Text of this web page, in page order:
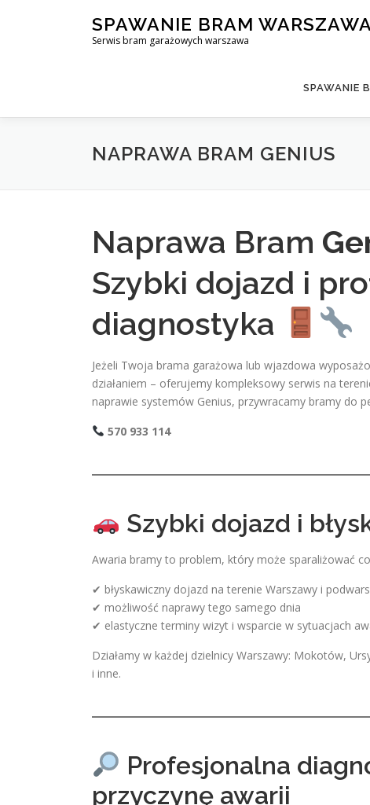
SPAWANIE BRAM WARSZAWA
Serwis bram garażowych warszawa
SPAWANIE
NAPRAWA BRAM GENIUS
Naprawa Bram
Szybki dojazd i
diagnostyka
Jeżeli Twoja brama garażowa lub wjazdowa
działaniem – oferujemy kompleksowy serwis na
naprawie systemów Genius, przywracamy bramy do
570 933 114
Szybki dojazd i
Awaria bramy to problem, który może sparaliżować
✔ błyskawiczny dojazd na terenie Warszawy i
✔ możliwość naprawy tego samego dnia
✔ elastyczne terminy wizyt i wsparcie w sytuacjach
Działamy w każdej dzielnicy Warszawy: Mokotów,
i inne.
Profesjonalna
przyczynę awarii